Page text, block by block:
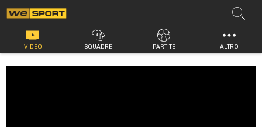
Vai
al
contenuto
VIDEO SQUADRE PARTITE ALTRO